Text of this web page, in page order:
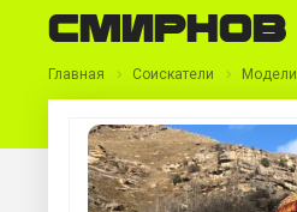
Смирнов
Главная Соискатели Модели